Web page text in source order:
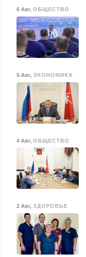
6 Авг, ОБЩЕСТВО
5 Авг, ЭКОНОМИКА
4 Авг, ОБЩЕСТВО
2 Авг, ЗДОРОВЬЕ